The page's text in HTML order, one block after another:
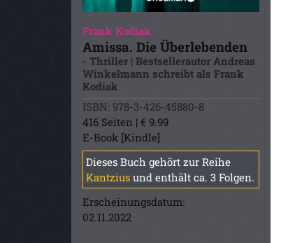
Frank Kodiak
Amissa. Die Überlebenden
- Thriller | Bestsellerautor Andreas
Winkelmann schreibt als Frank
Kodiak
ISBN: 978-3-426-45880-8
416 Seiten | € 9.99
E-Book [Kindle]
Dieses Buch gehört zur Reihe
Kantzius und enthält ca. 3 Folgen.
Erscheinungsdatum:
02.11.2022